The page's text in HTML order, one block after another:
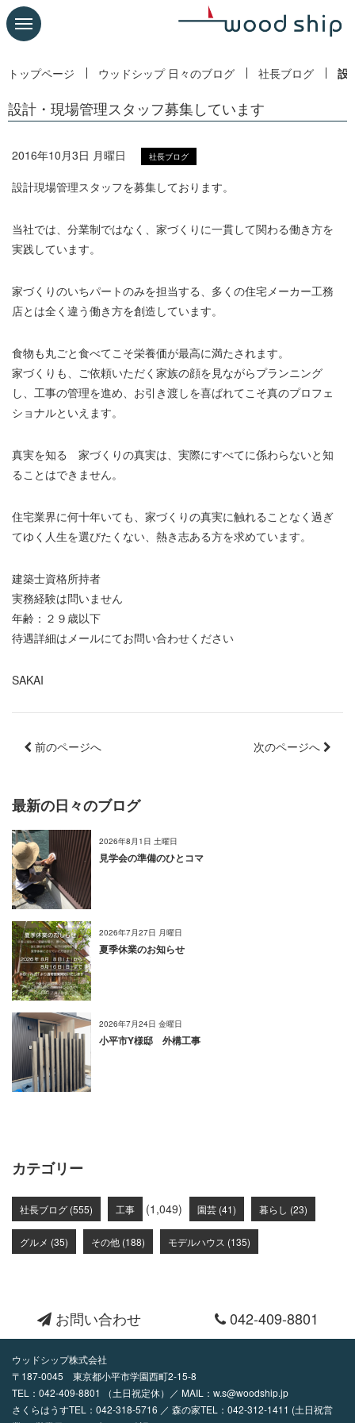
トップページ ウッドシップ 日々のブログ 社長ブログ 設
設計・現場管理スタッフ募集しています
2016年10月3日 月曜日 社長ブログ
設計現場管理スタッフを募集しております。
当社では、分業制ではなく、家づくりに一貫して関わる働き方を
実践しています。
家づくりのいちパートのみを担当する、多くの住宅メーカー工務
店とは全く違う働き方を創造しています。
食物も丸ごと食べてこそ栄養価が最高に満たされます。
家づくりも、ご依頼いただく家族の顔を見ながらプランニング
し、工事の管理を進め、お引き渡しを喜ばれてこそ真のプロフェ
ショナルといえます。
真実を知る 家づくりの真実は、実際にすべてに係わらないと知
ることはできません。
住宅業界に何十年いても、家づくりの真実に触れることなく過ぎ
てゆく人生を選びたくない、熱き志ある方を求めています。
建築士資格所持者
実務経験は問いません
年齢：２９歳以下
待遇詳細はメールにてお問い合わせください
SAKAI
前のページへ 次のページへ
最新の日々のブログ
2026年8月1日 土曜日
見学会の準備のひとコマ
2026年7月27日 月曜日
夏季休業のお知らせ
2026年7月24日 金曜日
小平市Y様邸 外構工事
カテゴリー
社長ブログ (555) 工事 (1,049) 園芸 (41) 暮らし (23)
グルメ (35) その他 (188) モデルハウス (135)
お問い合わせ 042-409-8801
ウッドシップ株式会社
〒187-0045 東京都小平市学園西町2-15-8
TEL： 042-409-8801 （土日祝定休）／ MAIL： w.s@woodship.jp
さくらはうすTEL：042-318-5716 ／ 森の家TEL：042-312-1411 (土日祝営